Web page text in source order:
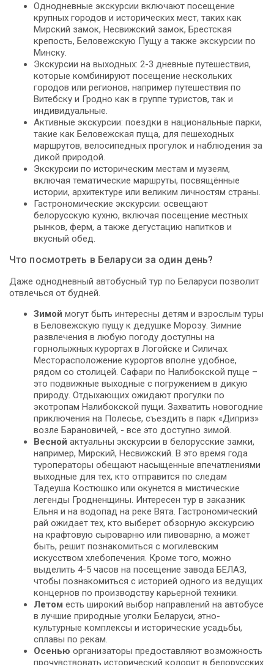
Однодневные экскурсии включают посещение
крупных городов и исторических мест, таких как
Мирский замок, Несвижский замок, Брестская
крепость, Беловежскую Пущу а также экскурсии по
Минску.
Экскурсии на выходных: 2-3 дневные путешествия,
которые комбинируют посещение нескольких
городов или регионов, например путешествия по
Витебску и Гродно как в группе туристов, так и
индивидуальные.
Активные экскурсии: поездки в национальные парки,
такие как Беловежская пуща, для пешеходных
маршрутов, велосипедных прогулок и наблюдения за
дикой природой.
Экскурсии по историческим местам и музеям,
включая тематические маршруты, посвящённые
истории, архитектуре или великим личностям страны.
Гастрономические экскурсии: освещают
белорусскую кухню, включая посещение местных
рынков, ферм, а также дегустацию напитков и
вкусный обед.
Что посмотреть в Беларуси за один день?
Даже однодневный автобусный тур по Беларуси позволит
отвлечься от будней.
Зимой могут быть интересны детям и взрослым туры
в Беловежскую пущу к дедушке Морозу. Зимние
развлечения в любую погоду доступны на
горнолыжных курортах в Логойске и Силичах.
Месторасположение курортов вполне удобное,
рядом со столицей. Сафари по Налибокской пуще –
это подвижные выходные с погружением в дикую
природу. Отдыхающих ожидают прогулки по
экотропам Налибокской пущи. Захватить новогодние
приключения на Полесье, съездить в парк «Диприз»
возле Барановичей, - все это доступно зимой.
Весной актуальны экскурсии в белорусские замки,
например, Мирский, Несвижский. В это время года
туроператоры обещают насыщенные впечатлениями
выходные для тех, кто отправится по следам
Тадеуша Костюшко или окунется в мистические
легенды Гродненщины. Интересен тур в заказник
Ельня и на водопад на реке Вята. Гастрономический
рай ожидает тех, кто выберет обзорную экскурсию
на крафтовую сыроварню или пивоварню, а может
быть, решит познакомиться с могилевским
искусством хлебопечения. Кроме того, можно
выделить 4-5 часов на посещение завода БЕЛАЗ,
чтобы познакомиться с историей одного из ведущих
концернов по производству карьерной техники.
Летом есть широкий выбор направлений на автобусе
в лучшие природные уголки Беларуси, этно-
культурные комплексы и исторические усадьбы,
сплавы по рекам.
Осенью организаторы предоставляют возможность
прочувствовать исторический колорит в белорусских